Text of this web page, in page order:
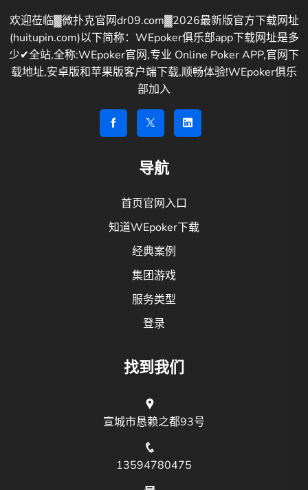
欢迎莅临▓微扑克官网dr09.com▓2026最新版官方下载网址
(huitupin.com)以下简称：WEpoker俱乐部app下载网址是多
少✔全站,全称:WEpoker官网,专业 Online Poker APP,官网下
载地址,安卓版和苹果版客户端下载,顺畅体验!WEpoker俱乐
部加入
导航
首页官网入口
知道WEpoker下载
经典案例
集团游戏
服务类型
登录
找到我们
宣城市恳赖之都93号
13594780475